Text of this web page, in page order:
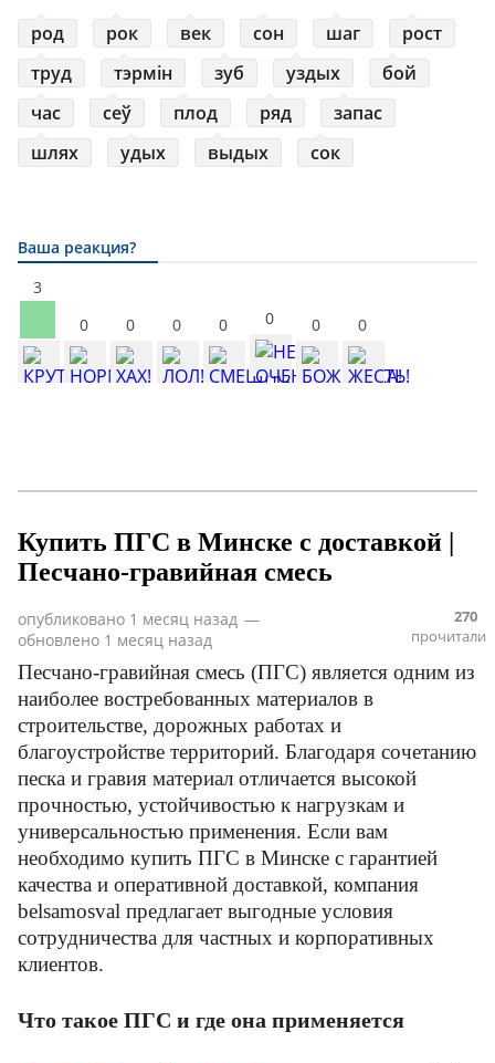
род рок век сон шаг
рост
труд
тэрмін зуб уздых
бой
час
сеў плод ряд
запас
шлях
удых выдых сок
Ваша реакция?
3
0
0 0 0 0 0 0
Купить ПГС в Минске с доставкой |
Песчано-гравийная смесь
опубликовано 1 месяц назад —
обновлено 1 месяц назад
270
прочитали
Песчано-гравийная смесь (ПГС) является одним из
наиболее востребованных материалов в
строительстве, дорожных работах и
благоустройстве территорий. Благодаря сочетанию
песка и гравия материал отличается высокой
прочностью, устойчивостью к нагрузкам и
универсальностью применения. Если вам
необходимо купить ПГС в Минске с гарантией
качества и оперативной доставкой, компания
belsamosval предлагает выгодные условия
сотрудничества для частных и корпоративных
клиентов.
Что такое ПГС и где она применяется